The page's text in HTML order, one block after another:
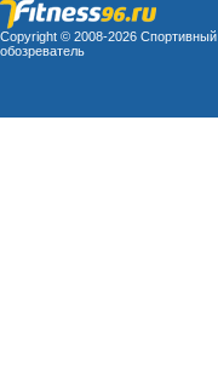
Copyright © 2008-2026 Спортивный
обозреватель